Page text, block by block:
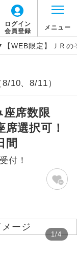
ログイン
会員登録
メニュー
【WEB限定】ＪＲの
10、8/11）
席数限
選択可！
間
付！
1/4
ら復路到着空港
。
ら最終日出発空港
行します。
車内での観光案内
です。
るコースです。